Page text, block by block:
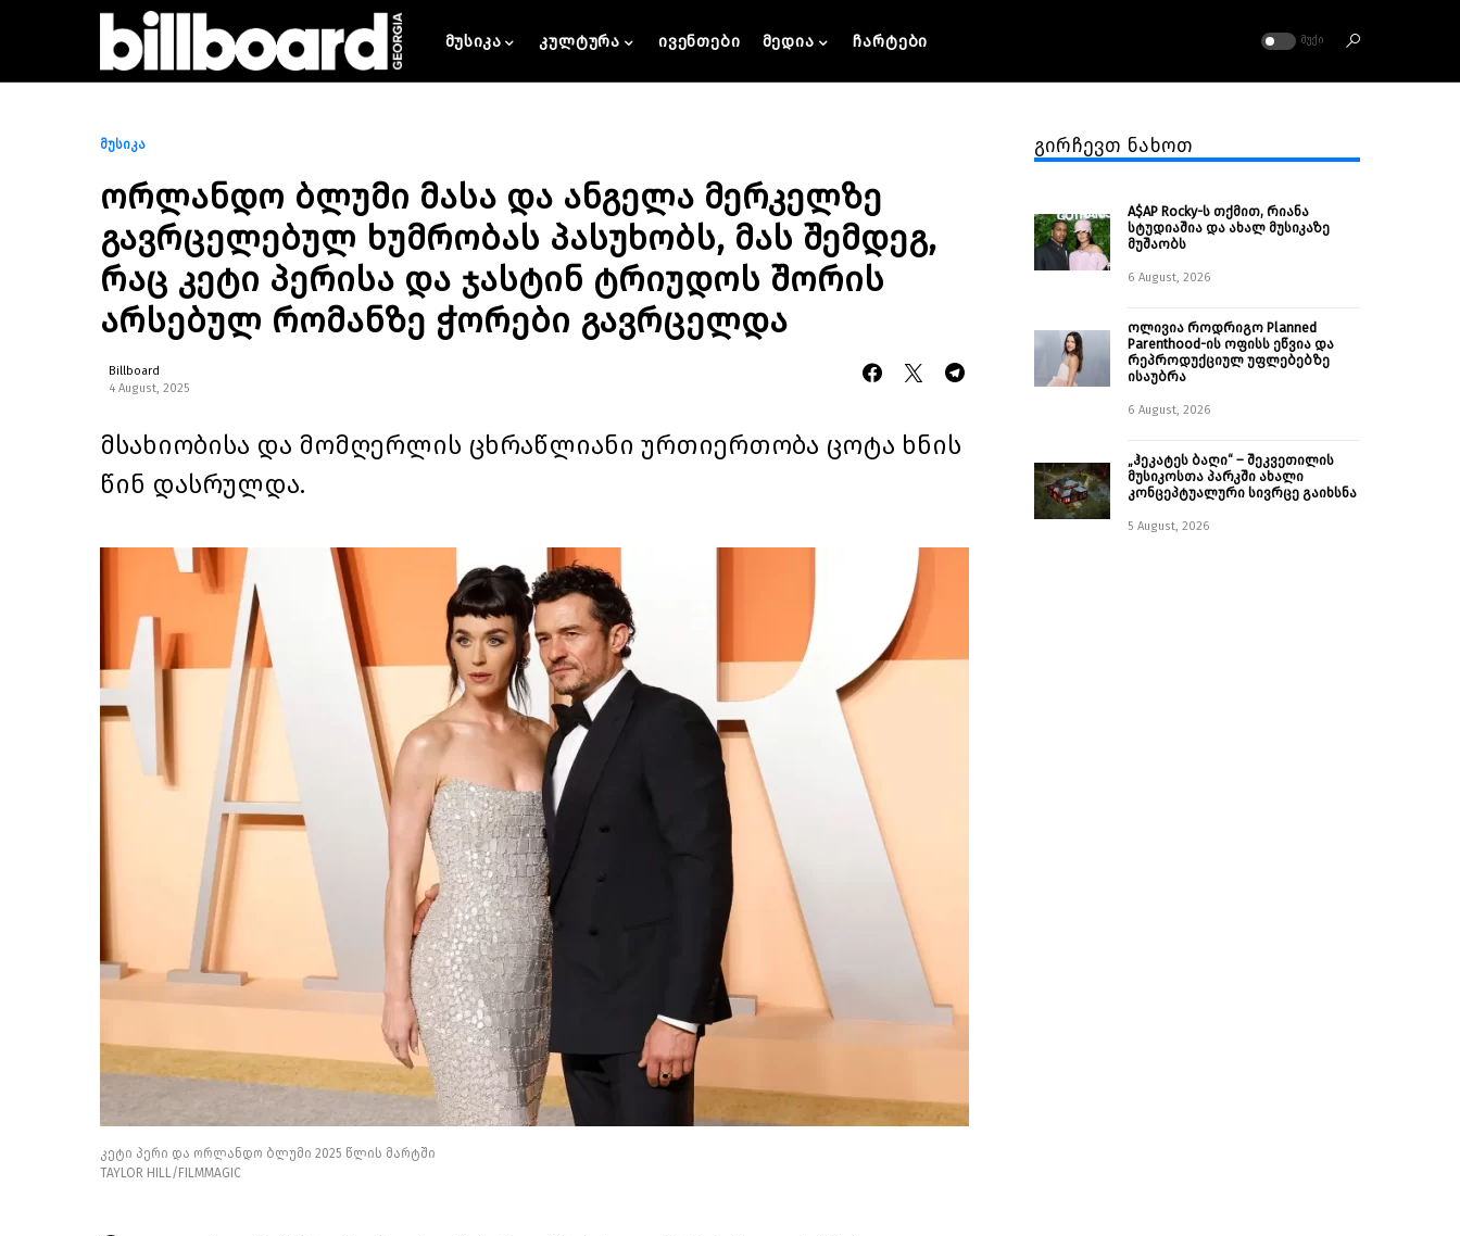
მუსიკა კულტურა ივენთები მედია ჩარტები ᲛᲣᲥᲘ
მუსიკა
ორლანდო ბლუმი მასა და ანგელა მერკელზე
გავრცელებულ ხუმრობას პასუხობს, მას შემდეგ,
რაც კეტი პერისა და ჯასტინ ტრიუდოს შორის
არსებულ რომანზე ჭორები გავრცელდა
Billboard
4 August, 2025
მსახიობისა და მომღერლის ცხრაწლიანი ურთიერთობა ცოტა ხნის
წინ დასრულდა.
კეტი პერი და ორლანდო ბლუმი 2025 წლის მარტში
TAYLOR HILL/FILMMAGIC
გირჩევთ ნახოთ
A$AP Rocky-ს თქმით, რიანა
სტუდიაშია და ახალ მუსიკაზე
მუშაობს
6 August, 2026
ოლივია როდრიგო Planned
Parenthood-ის ოფისს ეწვია და
რეპროდუქციულ უფლებებზე
ისაუბრა
6 August, 2026
„ჰეკატეს ბაღი“ – შეკვეთილის
მუსიკოსთა პარკში ახალი
კონცეპტუალური სივრცე გაიხსნა ￼
5 August, 2026